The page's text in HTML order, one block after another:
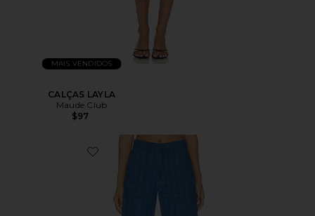
MAIS VENDIDOS
CALÇAS LAYLA
Maude Club
$97